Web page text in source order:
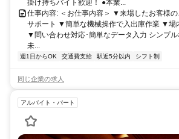
掛け持ちバイト歓迎！ ●本業...
仕事内容: ＜お仕事内容＞ ▼来場したお客様
サポート ▼簡単な機械操作で入出庫作業 ▼場
▼問い合わせ対応･簡単なデータ入力 シンプ
未...
週1日からOK 交通費支給 駅近5分以内 シフト制
同じ企業の求人
アルバイト・パート